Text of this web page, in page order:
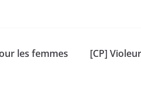
les femmes
[CP]